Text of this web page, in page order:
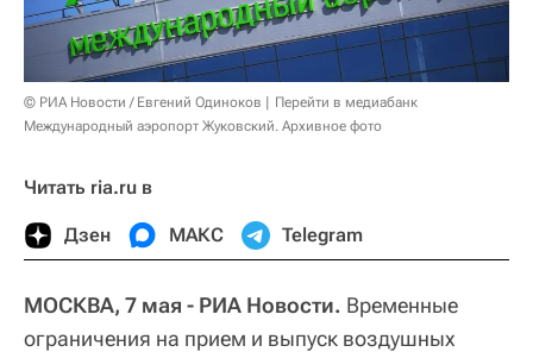
© РИА Новости / Евгений Одиноков
Перейти в медиабанк
Международный аэропорт Жуковский. Архивное фото
Читать ria.ru в
Дзен МАКС Telegram
МОСКВА, 7 мая - РИА Новости. Временные
ограничения на прием и выпуск воздушных